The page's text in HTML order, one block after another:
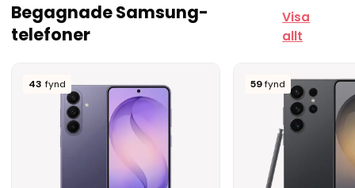
Begagnade Samsung-
telefoner
Visa
allt
43 fynd 59 fynd